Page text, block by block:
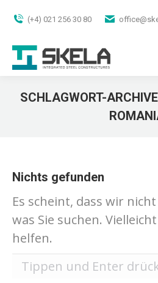
(+4) 021 256 30 80
SCHLAGWORT-
Nichts gefunden
Es scheint, dass wir
was Sie suchen.
helfen.
Search: